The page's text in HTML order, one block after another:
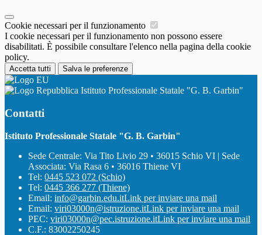
Cookie necessari per il funzionamento
I cookie necessari per il funzionamento non possono essere
disabilitati. È possibile consultare l'elenco nella pagina della cookie
policy.
Accetta tutti Salva le preferenze
Istituto Professionale Statale "G. B. Garbin"
Contatti
Istituto Professionale Statale "G. B. Garbin"
Sede Centrale: Via Tito Livio 29 • 36015 Schio VI | Sede
Associata: Via Rasa 6 • 36016 Thiene VI
Tel: 0445 523 072 (Schio)
Tel: 0445 366 277 (Thiene)
Email: info@garbin.edu.itLink per inviare una mail
Email: viri03000n@istruzione.itLink per inviare una mail
PEC: viri03000n@pec.istruzione.itLink per inviare una mail
C.F.: 83002250245